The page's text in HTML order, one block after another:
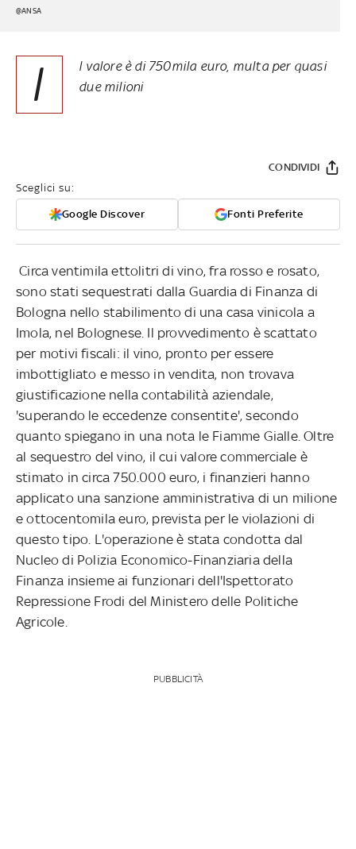
@ANSA
I
l valore è di 750mila euro, multa per quasi
due milioni
Sceglici su:
Google Discover Fonti Preferite
CONDIVIDI
Circa ventimila ettolitri di vino, fra rosso e rosato,
sono stati sequestrati dalla Guardia di Finanza di
Bologna nello stabilimento di una casa vinicola a
Imola, nel Bolognese. Il provvedimento è scattato
per motivi fiscali: il vino, pronto per essere
imbottigliato e messo in vendita, non trovava
giustificazione nella contabilità aziendale,
'superando le eccedenze consentite', secondo
quanto spiegano in una nota le Fiamme Gialle. Oltre
al sequestro del vino, il cui valore commerciale è
stimato in circa 750.000 euro, i finanzieri hanno
applicato una sanzione amministrativa di un milione
e ottocentomila euro, prevista per le violazioni di
questo tipo. L'operazione è stata condotta dal
Nucleo di Polizia Economico-Finanziaria della
Finanza insieme ai funzionari dell'Ispettorato
Repressione Frodi del Ministero delle Politiche
Agricole.
PUBBLICITÀ